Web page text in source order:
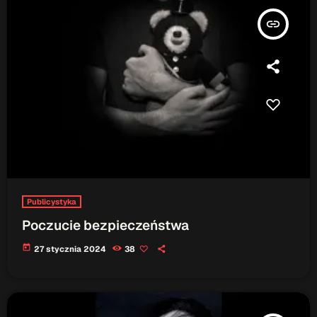
insert_link
Publicystyka
Poczucie bezpieczeństwa
today 27 stycznia 2024 38